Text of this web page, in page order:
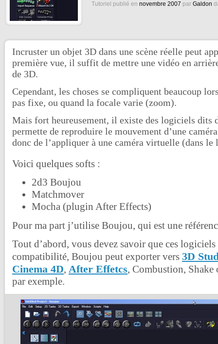
Tutoriel publié en novembre 2007 par Galdon
Incruster un objet 3D dans une scène réelle peut
première vue, il suffit de mettre une vidéo en
de 3D.
Cependant, les choses se compliquent beaucoup
pas fixe, ou quand la focale varie (zoom).
Mais fort heureusement, il existe des logiciels dits
permette de reproduire le mouvement d’une
donc de l’appliquer à une caméra virtuelle (dans
Voici quelques softs :
2d3 Boujou
Matchmover
Mocha (plugin After Effects)
Pour ma part j’utilise Boujou, qui est une
Tout d’abord, vous devez savoir que ces
compatibilité, Boujou peut exporter vers 3D
Cinema 4D, After Effetcs, Combustion,
par exemple.